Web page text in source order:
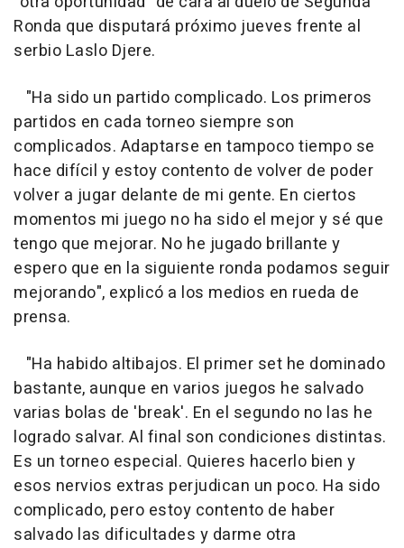
Ronda que disputará próximo jueves frente al
serbio Laslo Djere.
"Ha sido un partido complicado. Los primeros
partidos en cada torneo siempre son
complicados. Adaptarse en tampoco tiempo se
hace difícil y estoy contento de volver de poder
volver a jugar delante de mi gente. En ciertos
momentos mi juego no ha sido el mejor y sé que
tengo que mejorar. No he jugado brillante y
espero que en la siguiente ronda podamos seguir
mejorando", explicó a los medios en rueda de
prensa.
"Ha habido altibajos. El primer set he dominado
bastante, aunque en varios juegos he salvado
varias bolas de 'break'. En el segundo no las he
logrado salvar. Al final son condiciones distintas.
Es un torneo especial. Quieres hacerlo bien y
esos nervios extras perjudican un poco. Ha sido
complicado, pero estoy contento de haber
salvado las dificultades y darme otra